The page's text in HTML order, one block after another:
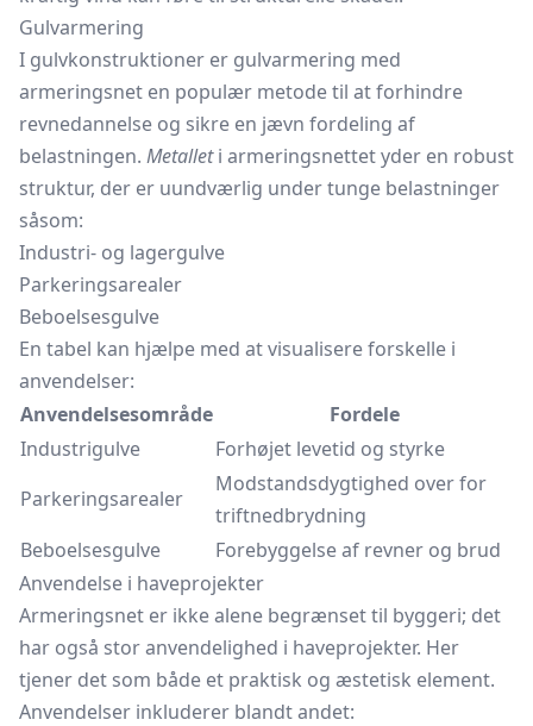
Gulvarmering
I gulvkonstruktioner er gulvarmering med
armeringsnet en populær metode til at forhindre
revnedannelse og sikre en jævn fordeling af
belastningen. Metalleti armeringsnettet yder en robust
struktur, der er uundværlig under tunge belastninger
såsom:
Industri- og lagergulve
Parkeringsarealer
Beboelsesgulve
En tabel kan hjælpe med at visualisere forskelle i
anvendelser:
Anvendelsesområde
Fordele
Industrigulve
Forhøjet levetid og styrke
Parkeringsarealer
Modstandsdygtighed over for
triftnedbrydning
Beboelsesgulve
Forebyggelse af revner og brud
Anvendelse i haveprojekter
Armeringsnet er ikke alene begrænset til byggeri; det
har også stor anvendelighed i haveprojekter. Her
tjener det som både et praktisk og æstetisk element.
Anvendelser inkluderer blandt andet: